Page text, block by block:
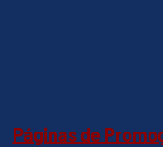
Páginas de